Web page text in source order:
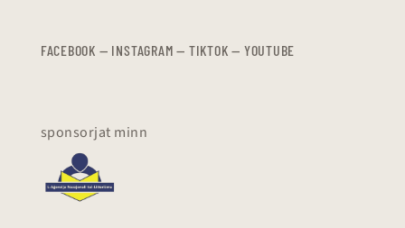
FACEBOOK — INSTAGRAM — TIKTOK — YOUTUBE
sponsorjat minn